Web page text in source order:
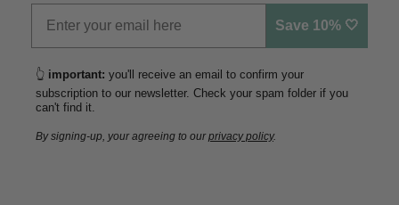
Save 10% 🤍
👆 important: you'll receive an email to confirm your
subscription to our newsletter. Check your spam folder if you
can't find it.
By signing-up, your agreeing to ourprivacy policy.